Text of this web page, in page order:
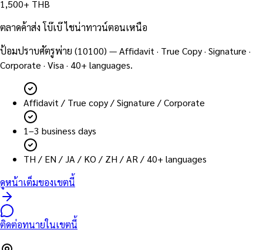
1,500+ THB
ตลาดค้าส่ง โบ๊เบ๊ ไชน่าทาวน์ตอนเหนือ
ป้อมปราบศัตรูพ่าย (10100) — Affidavit · True Copy · Signature ·
Corporate · Visa · 40+ languages.
Affidavit / True copy / Signature / Corporate
1–3 business days
TH / EN / JA / KO / ZH / AR / 40+ languages
ดูหน้าเต็มของเขตนี้
ติดต่อทนายในเขตนี้